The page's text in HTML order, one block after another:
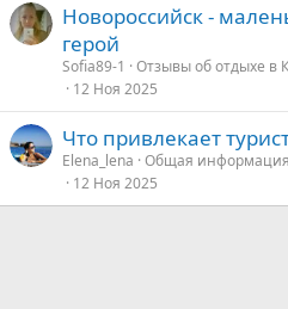
Новороссийск -
герой
Sofia89-1
Отзывы об отдыхе в
12 Ноя 2025
Что привлекает
Elena_lena Общая информация
12 Ноя 2025